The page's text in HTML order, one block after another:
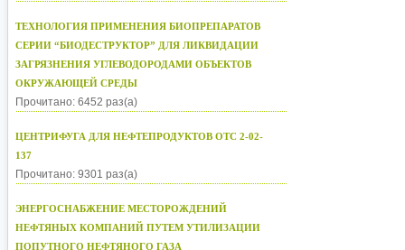
ТЕХНОЛОГИЯ ПРИМЕНЕНИЯ БИОПРЕПАРАТОВ
СЕРИИ “БИОДЕСТРУКТОР” ДЛЯ ЛИКВИДАЦИИ
ЗАГРЯЗНЕНИЯ УГЛЕВОДОРОДАМИ ОБЪЕКТОВ
ОКРУЖАЮЩЕЙ СРЕДЫ
Прочитано: 6452 раз(а)
ЦЕНТРИФУГА ДЛЯ НЕФТЕПРОДУКТОВ ОТС 2-02-
137
Прочитано: 9301 раз(а)
ЭНЕРГОСНАБЖЕНИЕ МЕСТОРОЖДЕНИЙ
НЕФТЯНЫХ КОМПАНИЙ ПУТЕМ УТИЛИЗАЦИИ
ПОПУТНОГО НЕФТЯНОГО ГАЗА